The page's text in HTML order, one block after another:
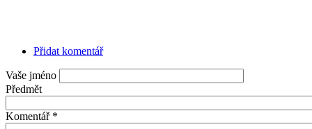
Přidat komentář
Vaše jméno
Předmět
Komentář *